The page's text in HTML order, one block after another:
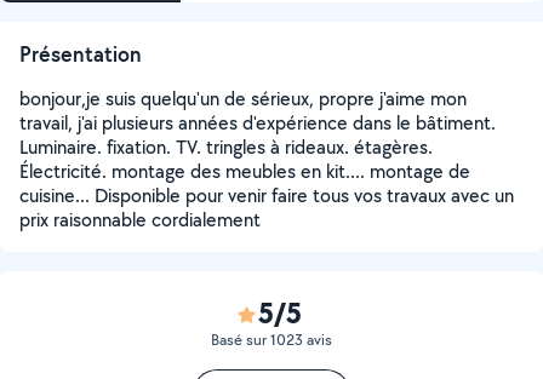
Présentation
bonjour,je suis quelqu'un de sérieux, propre j'aime mon
travail, j'ai plusieurs années d'expérience dans le bâtiment.
Luminaire. fixation. TV. tringles à rideaux. étagères.
Électricité. montage des meubles en kit.... montage de
cuisine... Disponible pour venir faire tous vos travaux avec un
prix raisonnable cordialement
5/5
Basé sur 1023 avis